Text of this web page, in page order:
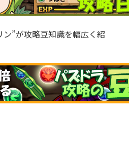
”が攻略豆知識を幅広く紹